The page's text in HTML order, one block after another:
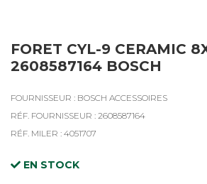
FORET CYL-9 CERAMIC
2608587164 BOSCH
FOURNISSEUR : BOSCH ACCESSOIRES
RÉF. FOURNISSEUR : 2608587164
RÉF. MILER : 4051707
EN STOCK